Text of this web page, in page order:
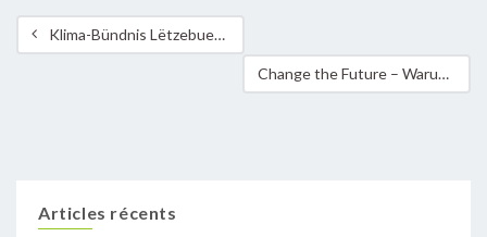
Klima-Bündnis Lëtzebuerg fordert die Regierung auf, das Mercosur-Abkommen zu stoppen!
Change the Future – Warum warten, wenn Du Deine Gemeinde aktiv mitgestalten kannst?
Articles récents